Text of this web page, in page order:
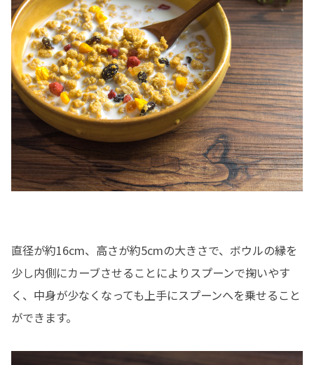
直径が約16cm、高さが約5cmの大きさで、ボウルの縁を
少し内側にカーブさせることによりスプーンで掬いやす
く、中身が少なくなっても上手にスプーンへを乗せること
ができます。